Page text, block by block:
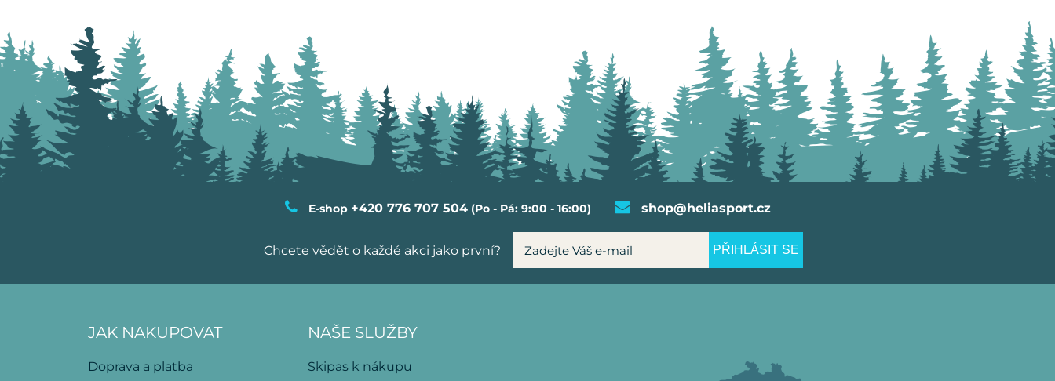
E-shop +420 776 707 504(Po - Pá: 9:00 - 16:00) shop@heliasport.cz
Chcete vědět o každé akci jako první? PŘIHLÁSIT SE
JAK NAKUPOVAT
Doprava a platba
NAŠE SLUŽBY
Skipas k nákupu